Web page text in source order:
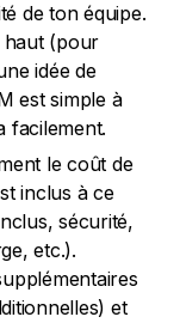
de ton équipe.
haut (pour
idée de
est simple à
facilement.
le coût de
inclus à ce
sécurité,
etc.).
et